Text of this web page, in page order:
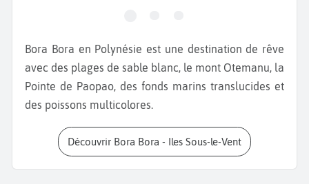
Bora Bora en Polynésie est une destination de rêve
avec des plages de sable blanc, le mont Otemanu, la
Pointe de Paopao, des fonds marins translucides et
des poissons multicolores.
Découvrir Bora Bora - Iles Sous-le-Vent